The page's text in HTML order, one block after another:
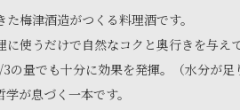
梅津酒造がつくる料理酒です。
使うだけで自然なコクと奥行きを与えて
量でも十分に効果を発揮。（水分が足
が息づく一本です。